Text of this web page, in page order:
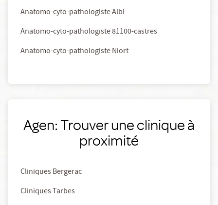
Anatomo-cyto-pathologiste Albi
Anatomo-cyto-pathologiste 81100-castres
Anatomo-cyto-pathologiste Niort
Agen: Trouver une clinique à
proximité
Cliniques Bergerac
Cliniques Tarbes